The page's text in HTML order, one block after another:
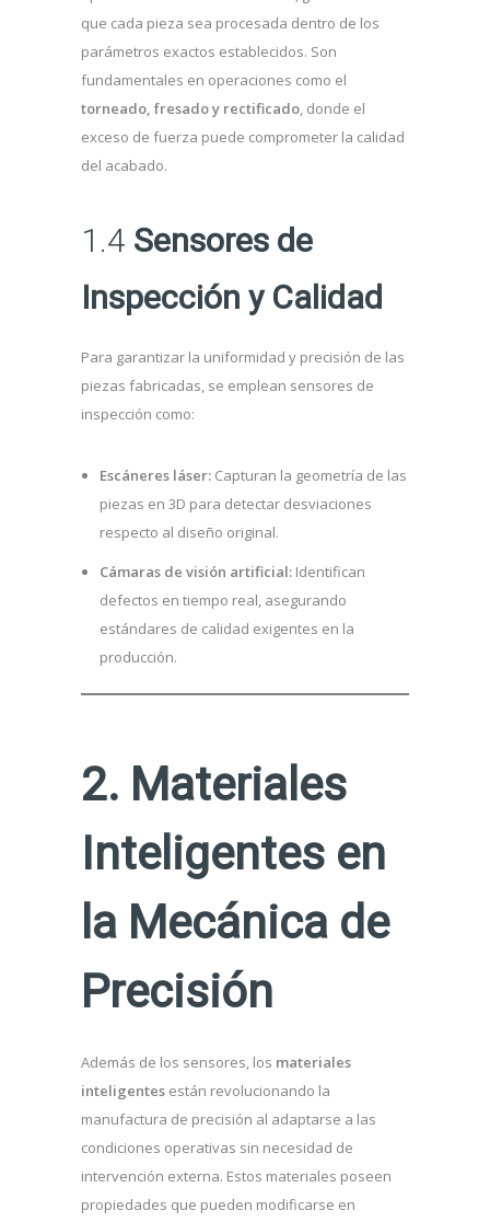
que cada pieza sea procesada dentro de los
parámetros exactos establecidos. Son
fundamentales en operaciones como el
torneado, fresado y rectificado, donde el
exceso de fuerza puede comprometer la calidad
del acabado.
1.4 Sensores de
Inspección y Calidad
Para garantizar la uniformidad y precisión de las
piezas fabricadas, se emplean sensores de
inspección como:
Escáneres láser:Capturan la geometría de las
piezas en 3D para detectar desviaciones
respecto al diseño original.
Cámaras de visión artificial:Identifican
defectos en tiempo real, asegurando
estándares de calidad exigentes en la
producción.
2. Materiales
Inteligentes en
la Mecánica de
Precisión
Además de los sensores, los materiales
inteligentes están revolucionando la
manufactura de precisión al adaptarse a las
condiciones operativas sin necesidad de
intervención externa. Estos materiales poseen
propiedades que pueden modificarse en